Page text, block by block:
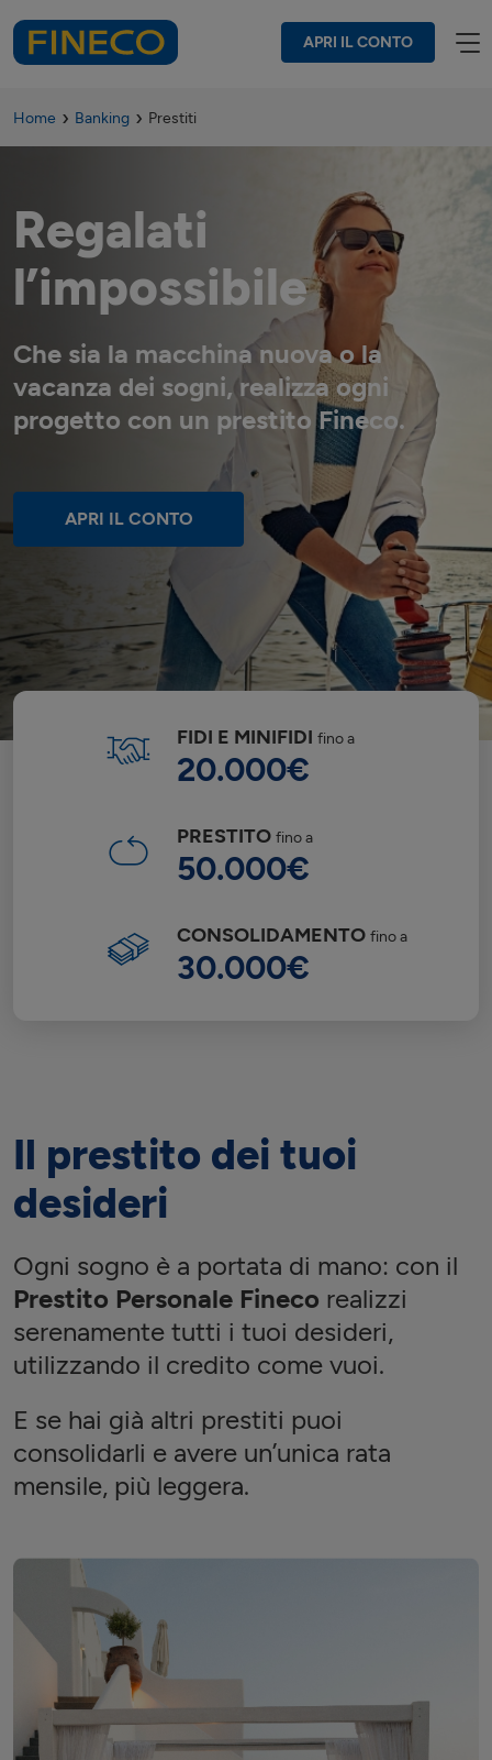
APRI IL CONTO
Home Banking Prestiti
Regalati
l’impossibile
Che sia la macchina nuova o la
vacanza dei sogni, realizza ogni
progetto con un prestito Fineco.
APRI IL CONTO
FIDI E MINIFIDI fino a
20.000€
PRESTITO fino a
50.000€
CONSOLIDAMENTO fino a
30.000€
Il prestito dei tuoi
desideri
Ogni sogno è a portata di mano: con il
Prestito Personale Fineco realizzi
serenamente tutti i tuoi desideri,
utilizzando il credito come vuoi.
E se hai già altri prestiti puoi
consolidarli e avere un’unica rata
mensile, più leggera.